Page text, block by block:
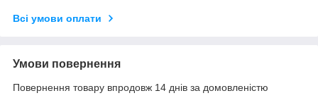
Всі умови оплати
Умови повернення
Повернення товару впродовж 14 днів за домовленістю